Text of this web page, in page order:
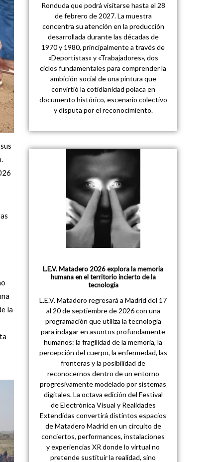
la
Ronduda que podrá visitarse hasta el 28
de febrero de 2027. La muestra
concentra su atención en la producción
desarrollada durante las décadas de
1970 y 1980, principalmente a través de
«Deportistas» y «Trabajadores», dos
ciclos fundamentales para comprender la
ambición social de una pintura que
convirtió la cotidianidad polaca en
documento histórico, escenario colectivo
y disputa por el reconocimiento.
L.E.V. Matadero 2026 explora la memoria
humana en el territorio incierto de la
tecnología
L.E.V. Matadero regresará a Madrid del 17
al 20 de septiembre de 2026 con una
programación que utiliza la tecnología
para indagar en asuntos profundamente
humanos: la fragilidad de la memoria, la
percepción del cuerpo, la enfermedad, las
fronteras y la posibilidad de
reconocernos dentro de un entorno
progresivamente modelado por sistemas
digitales. La octava edición del Festival
de Electrónica Visual y Realidades
Extendidas convertirá distintos espacios
de Matadero Madrid en un circuito de
conciertos, performances, instalaciones
y experiencias XR donde lo virtual no
pretende sustituir la realidad, sino